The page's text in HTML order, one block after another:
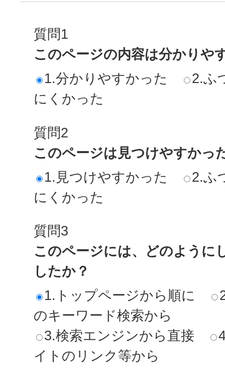
質問1
このページの内容は分かりや
1.分かりやすかった
2.ふ
にくかった
質問2
このページは見つけやすかっ
1.見つけやすかった
2.ふ
にくかった
質問3
このページには、どのように
したか？
1.トップページから順に
のキーワード検索から
3.検索エンジンから直接
イトのリンク等から